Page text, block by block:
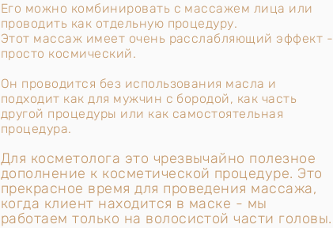
Его можно комбинировать с массажем лица или
проводить как отдельную процедуру.
Этот массаж имеет очень расслабляющий эффект -
просто космический.
Он проводится без использования масла и
подходит как для мужчин с бородой, как часть
другой процедуры или как самостоятельная
процедура.
Для косметолога это чрезвычайно полезное
дополнение к косметической процедуре. Это
прекрасное время для проведения массажа,
когда клиент находится в маске - мы
работаем только на волосистой части головы.